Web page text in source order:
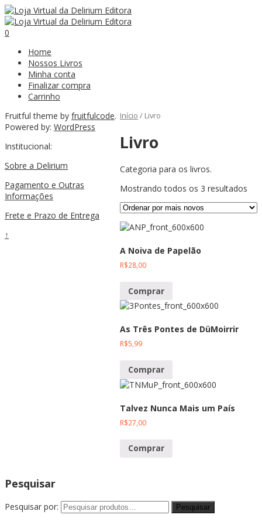
0
Home
Nossos Livros
Minha conta
Finalizar compra
Carrinho
Início / Livro
Livro
Categoria para os livros.
Mostrando todos os 3 resultados
A Noiva de Papelão
R$28,00
Comprar
As Três Pontes de DüMoirrir
R$5,99
Comprar
Talvez Nunca Mais um País
R$27,00
Comprar
Pesquisar
Pesquisar por:
Fruitful theme by fruitfulcode.
Powered by: WordPress
Institucional:
Sobre a Delirium
Pagamento e Outras
Informações
Frete e Prazo de Entrega
↑